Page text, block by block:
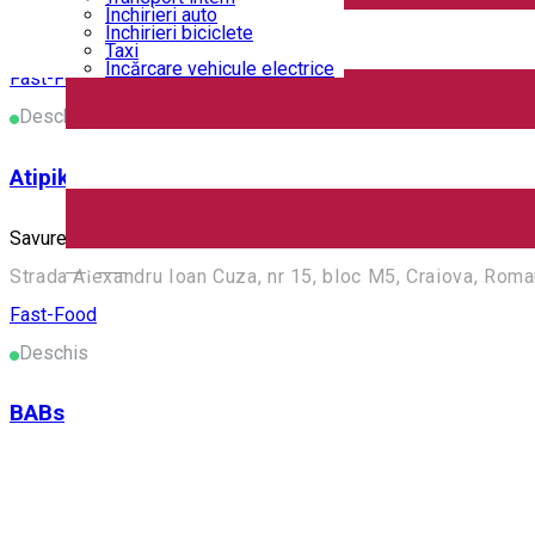
English
Închirieri auto
Închirieri biciclete
Taxi
Încărcare vehicule electrice
Cu o experienta in domeniu de peste 20 de ani Fast Food Ali
Fast-Food
Deschis
Atipiko
Savurează cele mai delicioase produse fast-food, preparate
Strada Alexandru Ioan Cuza, nr 15, bloc M5, Craiova,
Fast-Food
Deschis
BABs